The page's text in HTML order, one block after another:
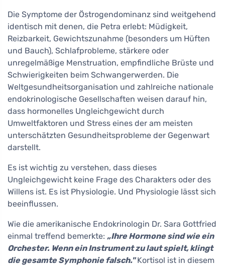
Die Symptome der Östrogendominanz sind weitgehend
identisch mit denen, die Petra erlebt: Müdigkeit,
Reizbarkeit, Gewichtszunahme (besonders um Hüften
und Bauch), Schlafprobleme, stärkere oder
unregelmäßige Menstruation, empfindliche Brüste und
Schwierigkeiten beim Schwangerwerden. Die
Weltgesundheitsorganisation und zahlreiche nationale
endokrinologische Gesellschaften weisen darauf hin,
dass hormonelles Ungleichgewicht durch
Umweltfaktoren und Stress eines der am meisten
unterschätzten Gesundheitsprobleme der Gegenwart
darstellt.
Es ist wichtig zu verstehen, dass dieses
Ungleichgewicht keine Frage des Charakters oder des
Willens ist. Es ist Physiologie. Und Physiologie lässt sich
beeinflussen.
Wie die amerikanische Endokrinologin Dr. Sara Gottfried
einmal treffend bemerkte: „Ihre Hormone sind wie ein
Orchester. Wenn ein Instrument zu laut spielt, klingt
die gesamte Symphonie falsch."Kortisol ist in diesem